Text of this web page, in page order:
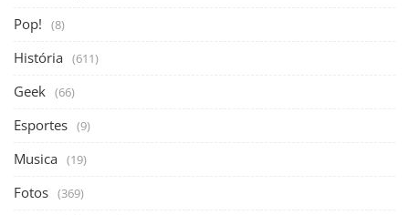
Pop! (8)
História (611)
Geek (66)
Esportes (9)
Musica (19)
Fotos (369)